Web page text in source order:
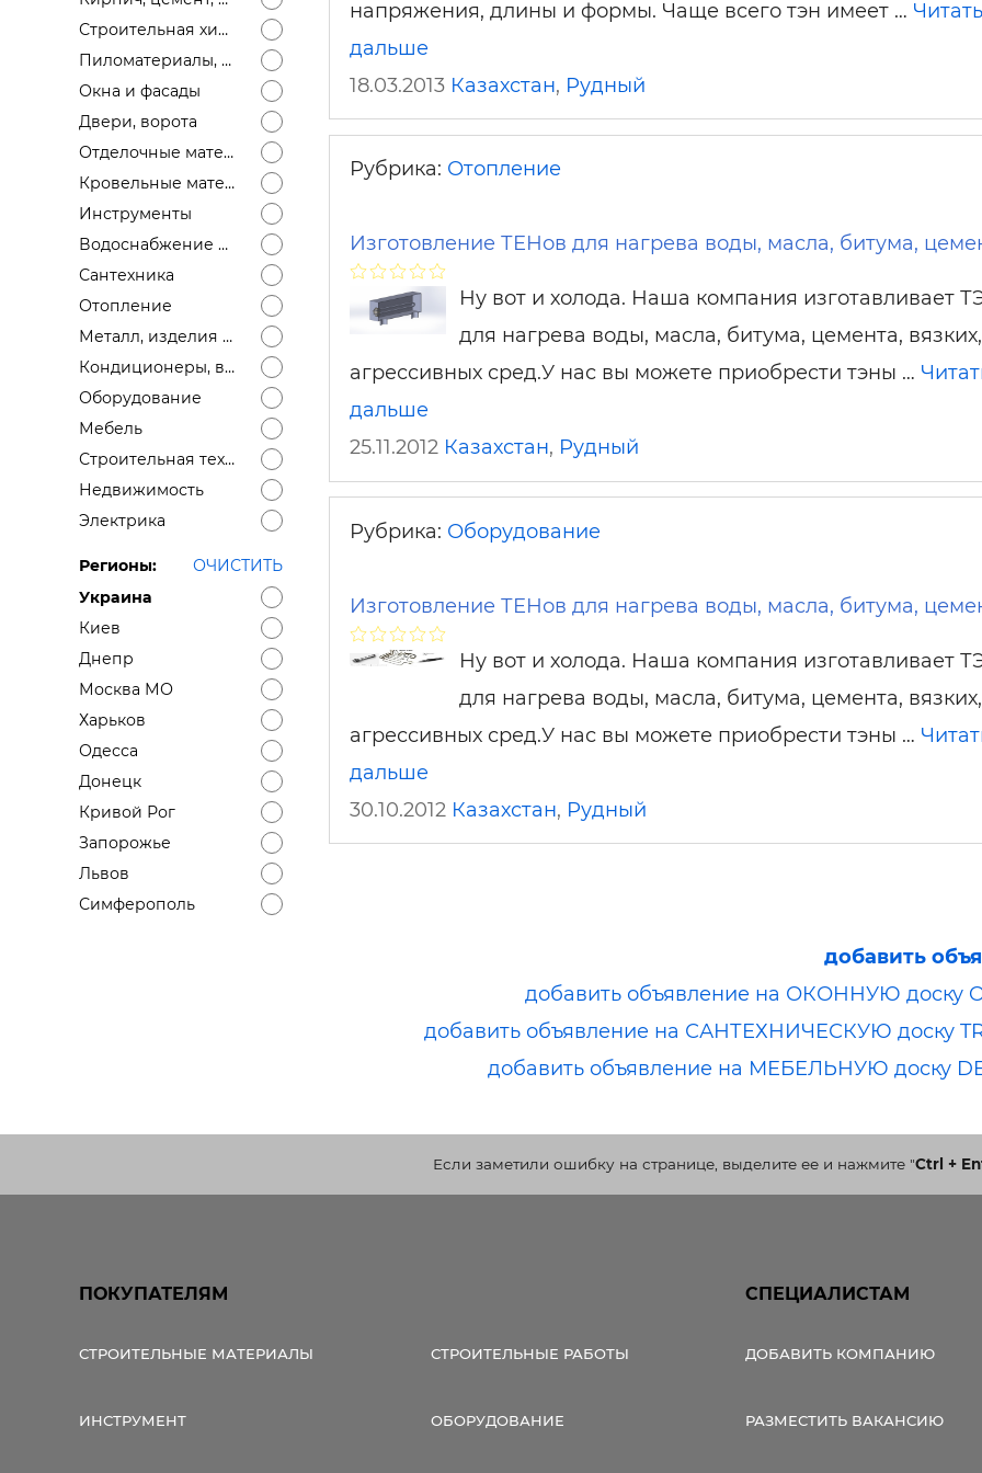
Строительная химия
Кирпич, цемент,
услуги
Строительная химия
Пиломатериалы, лесоматериалы
Окна и фасады
Двери, ворота
Отделочные материалы
Кровельные материалы
Инструменты
Водоснабжение и канализация
Сантехника
Отопление
Металл, изделия из металла
Кондиционеры, вентиляция
Оборудование
Мебель
Строительная техника
Недвижимость
Электрика
Регионы:
ОЧИСТИТЬ
Украина
Киев
Днепр
Москва МО
Харьков
Одесса
Донецк
Кривой Рог
Запорожье
Львов
Симферополь
напряжения, длины и формы. Чаще всего тэн имеет … Читать
дальше
18.03.2013 Казахстан, Рудный
Рубрика: Отопление
Изготовление ТЕНов для нагрева воды, масла, битума,
Ну вот и холода. Наша компания изготавливает
для нагрева воды, масла, битума, цемента, вязких,
агрессивных сред.У нас вы можете приобрести тэны …
дальше
25.11.2012 Казахстан, Рудный
Рубрика: Оборудование
Изготовление ТЕНов для нагрева воды, масла, битума,
Ну вот и холода. Наша компания изготавливает
для нагрева воды, масла, битума, цемента, вязких,
агрессивных сред.У нас вы можете приобрести тэны …
дальше
30.10.2012 Казахстан, Рудный
добавить
добавить объявление на ОКОННУЮ доску
добавить объявление на САНТЕХНИЧЕСКУЮ доску
добавить объявление на МЕБЕЛЬНУЮ доску
Если заметили ошибку на странице, выделите ее и нажмите"Ctrl +
ПОКУПАТЕЛЯМ
СТРОИТЕЛЬНЫЕ МАТЕРИАЛЫ СТРОИТЕЛЬНЫЕ РАБОТЫ
ИНСТРУМЕНТ ОБОРУДОВАНИЕ
СПЕЦИАЛИСТАМ
ДОБАВИТЬ КОМПАНИЮ
РАЗМЕСТИТЬ ВАКАНСИЮ